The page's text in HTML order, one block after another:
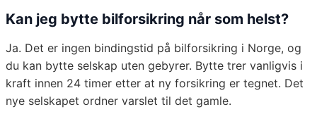
Kan jeg bytte bilforsikring når som helst?
Ja. Det er ingen bindingstid på bilforsikring i Norge, og
du kan bytte selskap uten gebyrer. Bytte trer vanligvis i
kraft innen 24 timer etter at ny forsikring er tegnet. Det
nye selskapet ordner varslet til det gamle.